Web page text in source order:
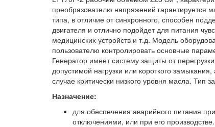
преобразователю напряжений гарантируется
типа, в отличие от синхронного, способен
двигателя и отлично подойдет для питания
медицинских устройств и т.д. Модель
пользователю контролировать основные
Генератор имеет систему защиты от
допустимой нагрузки или короткого
случае критически низкого уровня масла. Тип
Назначение:
для обеспечения аварийного питания
отключениями, или при его